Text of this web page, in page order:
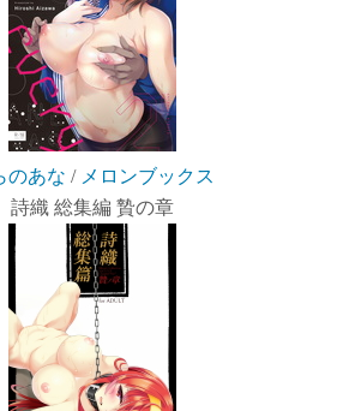
のあな / メロンブックス
詩織 総集編 贄の章